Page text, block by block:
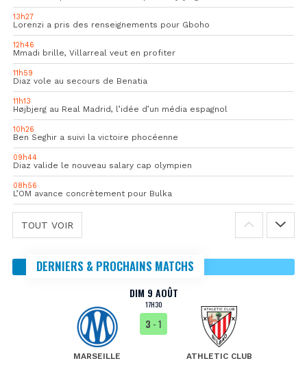
13h27
Lorenzi a pris des renseignements pour Gboho
12h46
Mmadi brille, Villarreal veut en profiter
11h59
Diaz vole au secours de Benatia
11h13
Højbjerg au Real Madrid, l’idée d’un média espagnol
10h26
Ben Seghir a suivi la victoire phocéenne
09h44
Diaz valide le nouveau salary cap olympien
08h56
L’OM avance concrètement pour Bulka
TOUT VOIR
DERNIERS & PROCHAINS MATCHS
DIM 9 AOÛT
17H30
MARSEILLE
3 - 1
ATHLETIC CLUB